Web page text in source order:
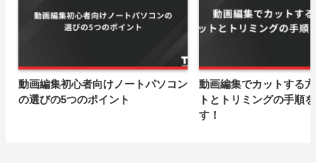
動画編集初心者向けノートパソコン
の選びの5つのポイント
動画編集でカットする
トとトリミングの手順
す！